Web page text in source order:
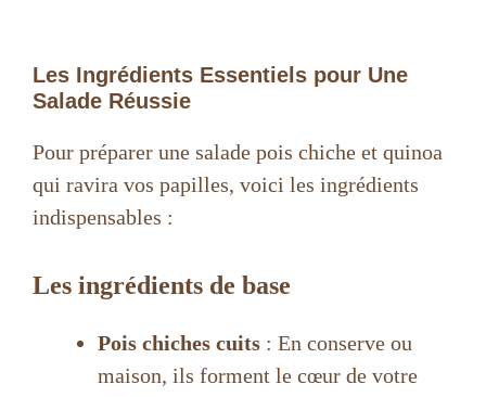
Les Ingrédients Essentiels pour Une
Salade Réussie
Pour préparer une salade pois chiche et quinoa
qui ravira vos papilles, voici les ingrédients
indispensables :
Les ingrédients de base
Pois chiches cuits : En conserve ou
maison, ils forment le cœur de votre